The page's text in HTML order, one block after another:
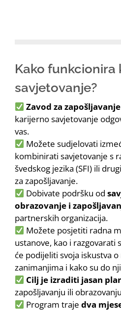
Kako funkcionira
savjetovanje?
Zavod za zapošljavanje
karijerno savjetovanje
vas.
Možete sudjelovati
kombinirati savjetovanje s
švedskog jezika (SFI) ili
za zapošljavanje.
Dobivate podršku od
obrazovanje i
partnerskih organizacija.
Možete posjetiti radna
ustanove, kao i razgovarati
će podijeliti svoja iskustva
zanimanjima i kako su do
Cilj je izraditi jasan
zapošljavanju ili
Program trajedva